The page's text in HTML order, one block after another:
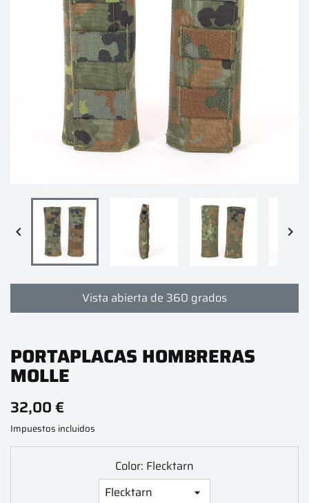
 
Vista abierta de 360 grados
PORTAPLACAS HOMBRERAS
MOLLE
32,00 €
Impuestos incluidos
Color: Flecktarn